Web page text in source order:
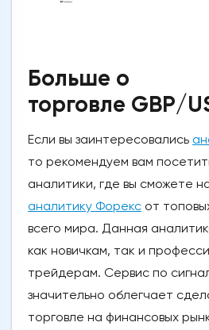
Больше о
торговле GBP/
Если вы заинтересовались
то рекомендуем вам
аналитики, где вы сможете
аналитику Форекс от
всего мира. Данная
как новичкам, так и
трейдерам. Сервис по
значительно облегчает
торговле на финансовых